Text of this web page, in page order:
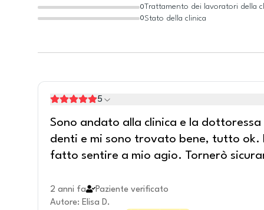
0
0Trattamento dei lavoratori della
Stato della clinica
5
Sono andato alla clinica e la
denti e mi sono trovato bene, tutto ok.
fatto sentire a mio agio. Tornerò
2 anni fa
Paziente verificato
Autore: Elisa D.